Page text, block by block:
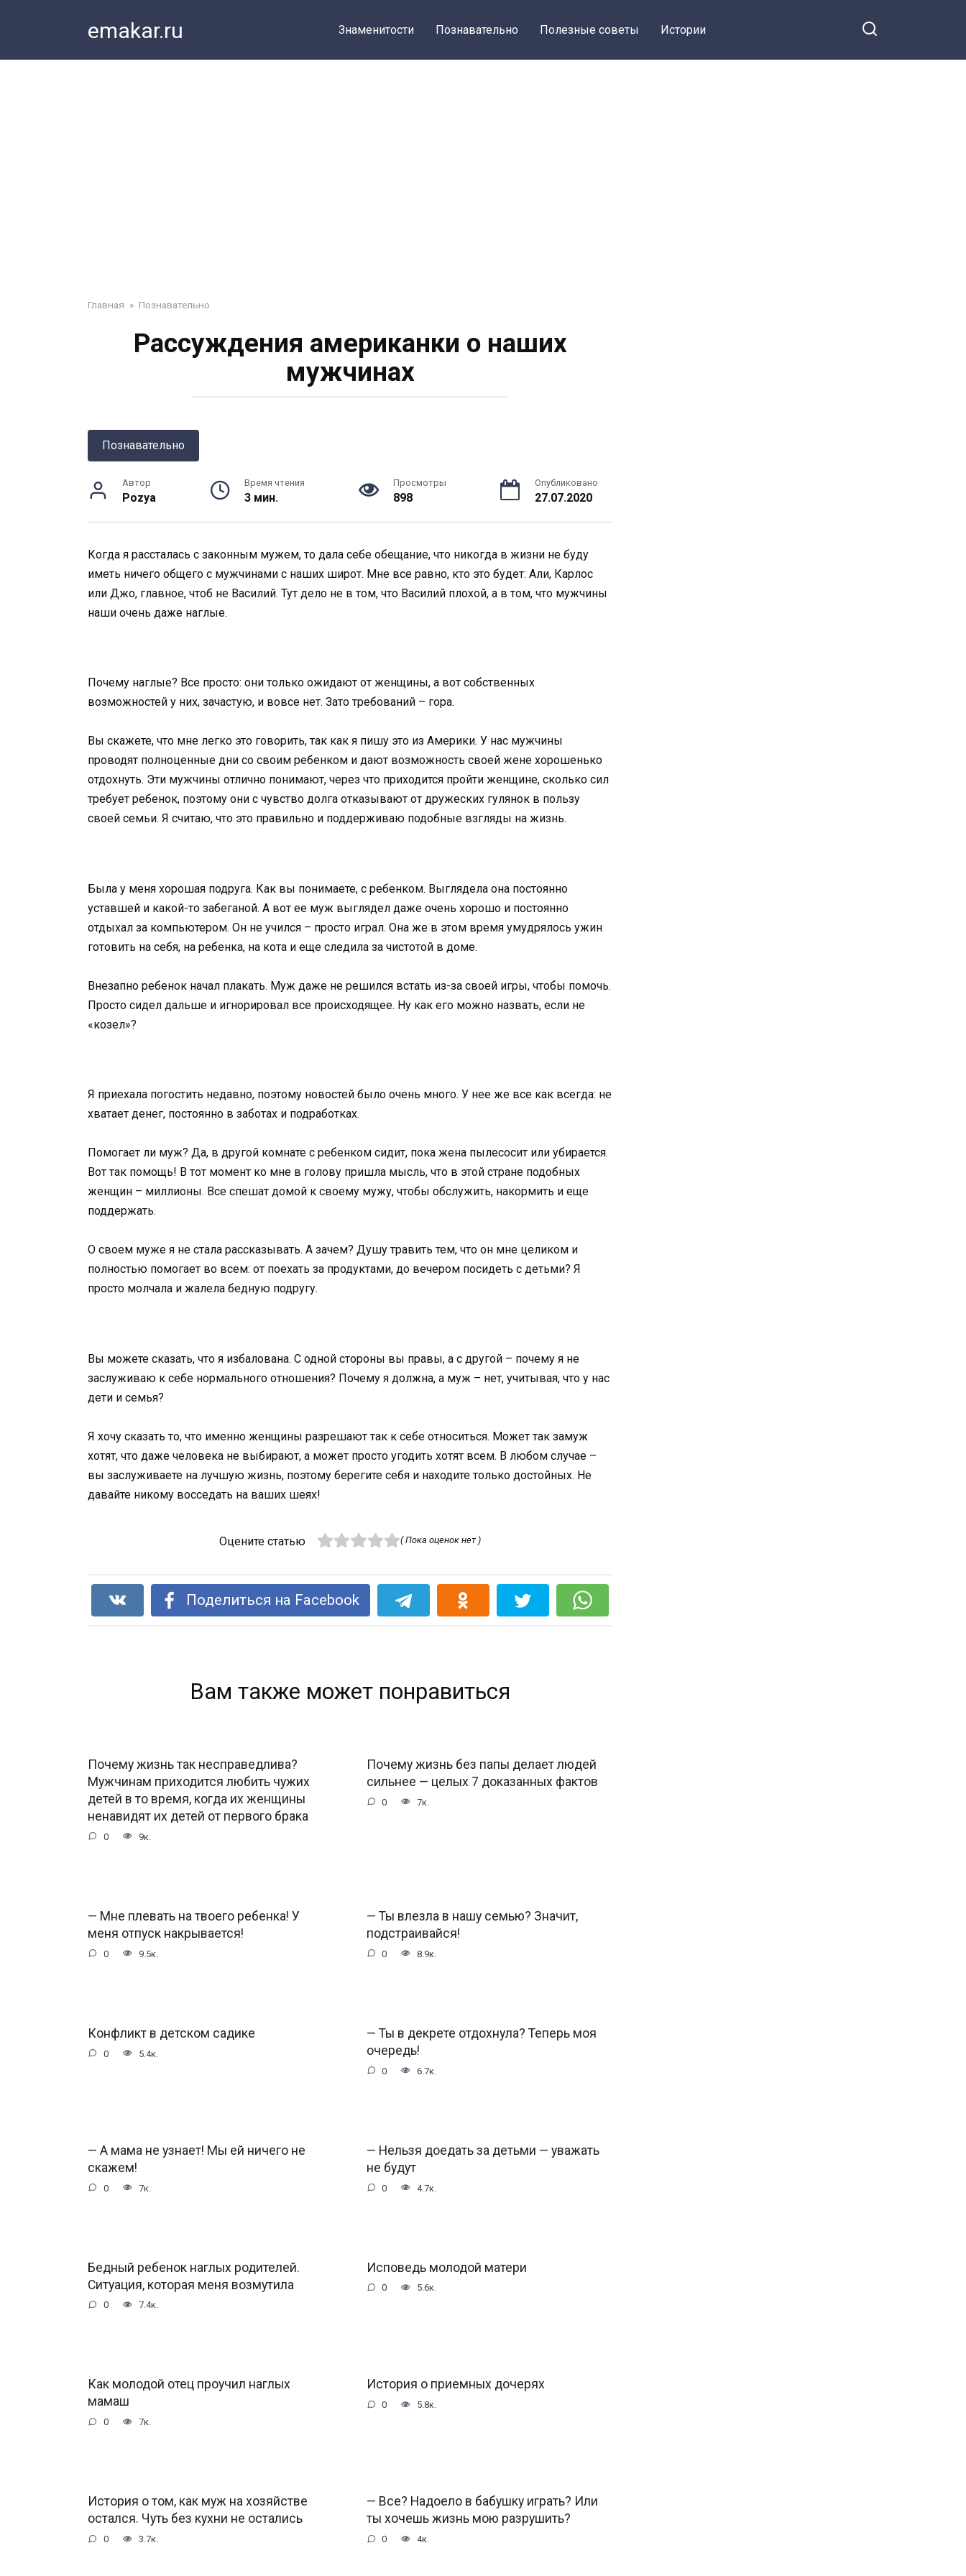
emakar.ru Знаменитости Познавательно Полезные советы Истории
Главная » Познавательно
Рассуждения американки о наших
мужчинах
Познавательно
Автор
Pozya
Время чтения
3 мин.
Просмотры
898
Опубликовано
27.07.2020
Когда я рассталась с законным мужем, то дала себе обещание, что никогда в жизни не буду
иметь ничего общего с мужчинами с наших широт. Мне все равно, кто это будет: Али, Карлос
или Джо, главное, чтоб не Василий. Тут дело не в том, что Василий плохой, а в том, что мужчины
наши очень даже наглые.
Почему наглые? Все просто: они только ожидают от женщины, а вот собственных
возможностей у них, зачастую, и вовсе нет. Зато требований – гора.
Вы скажете, что мне легко это говорить, так как я пишу это из Америки. У нас мужчины
проводят полноценные дни со своим ребенком и дают возможность своей жене хорошенько
отдохнуть. Эти мужчины отлично понимают, через что приходится пройти женщине, сколько сил
требует ребенок, поэтому они с чувство долга отказывают от дружеских гулянок в пользу
своей семьи. Я считаю, что это правильно и поддерживаю подобные взгляды на жизнь.
Была у меня хорошая подруга. Как вы понимаете, с ребенком. Выглядела она постоянно
уставшей и какой-то забеганой. А вот ее муж выглядел даже очень хорошо и постоянно
отдыхал за компьютером. Он не учился – просто играл. Она же в этом время умудрялось ужин
готовить на себя, на ребенка, на кота и еще следила за чистотой в доме.
Внезапно ребенок начал плакать. Муж даже не решился встать из-за своей игры, чтобы помочь.
Просто сидел дальше и игнорировал все происходящее. Ну как его можно назвать, если не
«козел»?
Я приехала погостить недавно, поэтому новостей было очень много. У нее же все как всегда: не
хватает денег, постоянно в заботах и подработках.
Помогает ли муж? Да, в другой комнате с ребенком сидит, пока жена пылесосит или убирается.
Вот так помощь! В тот момент ко мне в голову пришла мысль, что в этой стране подобных
женщин – миллионы. Все спешат домой к своему мужу, чтобы обслужить, накормить и еще
поддержать.
О своем муже я не стала рассказывать. А зачем? Душу травить тем, что он мне целиком и
полностью помогает во всем: от поехать за продуктами, до вечером посидеть с детьми? Я
просто молчала и жалела бедную подругу.
Вы можете сказать, что я избалована. С одной стороны вы правы, а с другой – почему я не
заслуживаю к себе нормального отношения? Почему я должна, а муж – нет, учитывая, что у нас
дети и семья?
Я хочу сказать то, что именно женщины разрешают так к себе относиться. Может так замуж
хотят, что даже человека не выбирают, а может просто угодить хотят всем. В любом случае –
вы заслуживаете на лучшую жизнь, поэтому берегите себя и находите только достойных. Не
давайте никому восседать на ваших шеях!
Оцените статью ( Пока оценок нет )
Поделиться на Facebook
Вам также может понравиться
Почему жизнь так несправедлива?
Мужчинам приходится любить чужих
детей в то время, когда их женщины
ненавидят их детей от первого брака
0 9к.
Почему жизнь без папы делает людей
сильнее — целых 7 доказанных фактов
0 7к.
— Мне плевать на твоего ребенка! У
меня отпуск накрывается!
0 9.5к.
— Ты влезла в нашу семью? Значит,
подстраивайся!
0 8.9к.
Конфликт в детском садике
0 5.4к.
— Ты в декрете отдохнула? Теперь моя
очередь!
0 6.7к.
— А мама не узнает! Мы ей ничего не
скажем!
0 7к.
— Нельзя доедать за детьми — уважать
не будут
0 4.7к.
Бедный ребенок наглых родителей.
Ситуация, которая меня возмутила
0 7.4к.
Исповедь молодой матери
0 5.6к.
Как молодой отец проучил наглых
мамаш
0 7к.
История о приемных дочерях
0 5.8к.
История о том, как муж на хозяйстве
остался. Чуть без кухни не остались
0 3.7к.
— Все? Надоело в бабушку играть? Или
ты хочешь жизнь мою разрушить?
0 4к.